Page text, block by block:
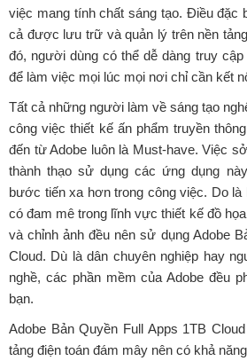
việc mang tính chất sáng tạo. Điều đặc
cả được lưu trữ và quản lý trên nền
đó, người dùng có thể dễ dàng truy
để làm việc mọi lúc mọi nơi chỉ cần kết
Tất cả những người làm về sáng tạo
công việc thiết kế ấn phẩm truyền
đến từ Adobe luôn là Must-have. Việc
thành thạo sử dụng các ứng dụng
bước tiến xa hơn trong công việc. Do
có đam mê trong lĩnh vực thiết kế đồ
và chỉnh ảnh đều nên sử dụng Adobe
Cloud. Dù là dân chuyên nghiệp hay
nghề, các phần mềm của Adobe đều
bạn.
Adobe Bản Quyền Full Apps 1TB
tảng điện toán đám mây nên có khả